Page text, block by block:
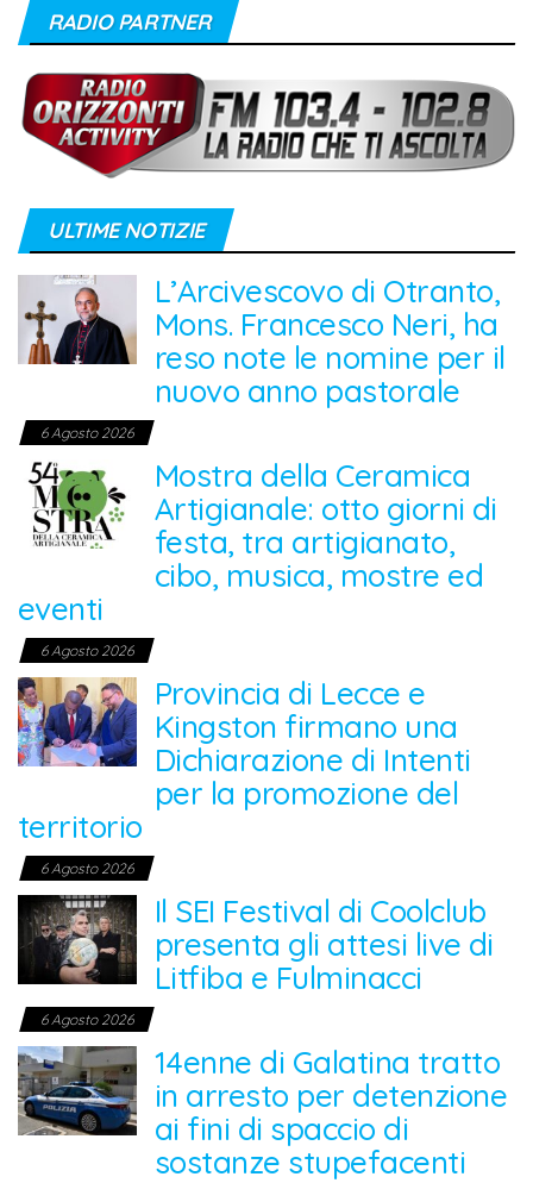
RADIO PARTNER
ULTIME NOTIZIE
L’Arcivescovo di Otranto,
Mons. Francesco Neri, ha
reso note le nomine per il
nuovo anno pastorale
6 Agosto 2026
Mostra della Ceramica
Artigianale: otto giorni di
festa, tra artigianato,
cibo, musica, mostre ed
eventi
6 Agosto 2026
Provincia di Lecce e
Kingston firmano una
Dichiarazione di Intenti
per la promozione del
territorio
6 Agosto 2026
Il SEI Festival di Coolclub
presenta gli attesi live di
Litfiba e Fulminacci
6 Agosto 2026
14enne di Galatina tratto
in arresto per detenzione
ai fini di spaccio di
sostanze stupefacenti